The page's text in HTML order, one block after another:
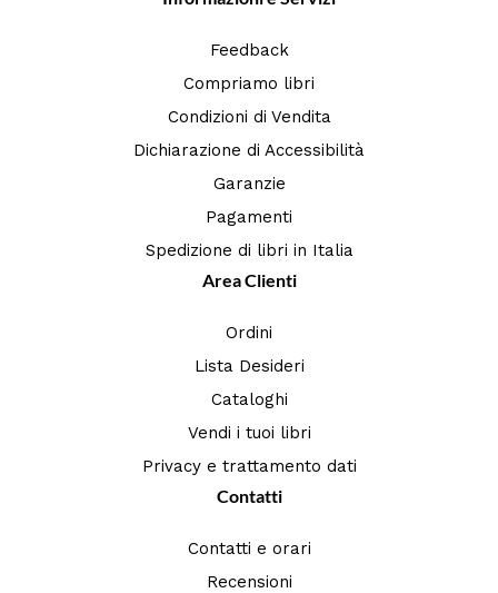
Feedback
Compriamo libri
Condizioni di Vendita
Dichiarazione di Accessibilità
Garanzie
Pagamenti
Spedizione di libri in Italia
Area Clienti
Ordini
Lista Desideri
Cataloghi
Vendi i tuoi libri
Privacy e trattamento dati
Contatti
Contatti e orari
Recensioni